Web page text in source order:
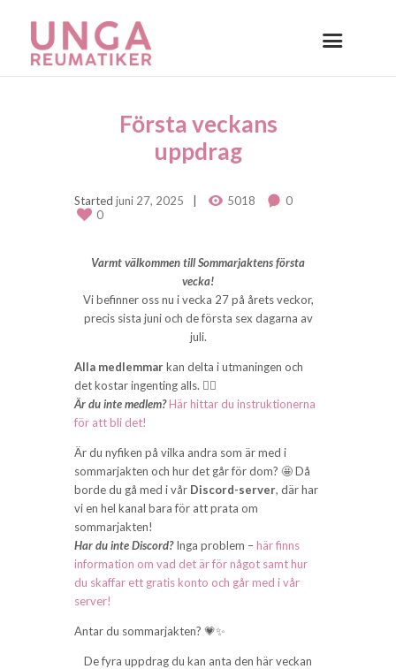
Första veckans
uppdrag
Started juni 27, 2025 5018
0
0
Varmt välkommen till Sommarjaktens första
vecka!
Vi befinner oss nu i vecka 27 på årets veckor,
precis sista juni och de första sex dagarna av
juli.
Alla medlemmarkan delta i utmaningen och
det kostar ingenting alls. 👍🏽
Är du inte medlem?Här hittar du instruktionerna
för att bli det!
Är du nyfiken på vilka andra som är med i
sommarjakten och hur det går för dom? 🤩 Då
borde du gå med i vår Discord-server, där har
vi en hel kanal bara för att prata om
sommarjakten!
Har du inte Discord?Inga problem –här finns
information om vad det är för något samt hur
du skaffar ett gratis konto och går med i vår
server!
Antar du sommarjakten? 💗✨
De fyra uppdrag du kan anta den här veckan